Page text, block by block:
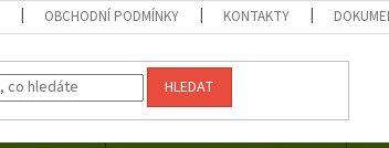
OBCHODNÍ PODMÍNKY KONTAKTY
HLEDAT